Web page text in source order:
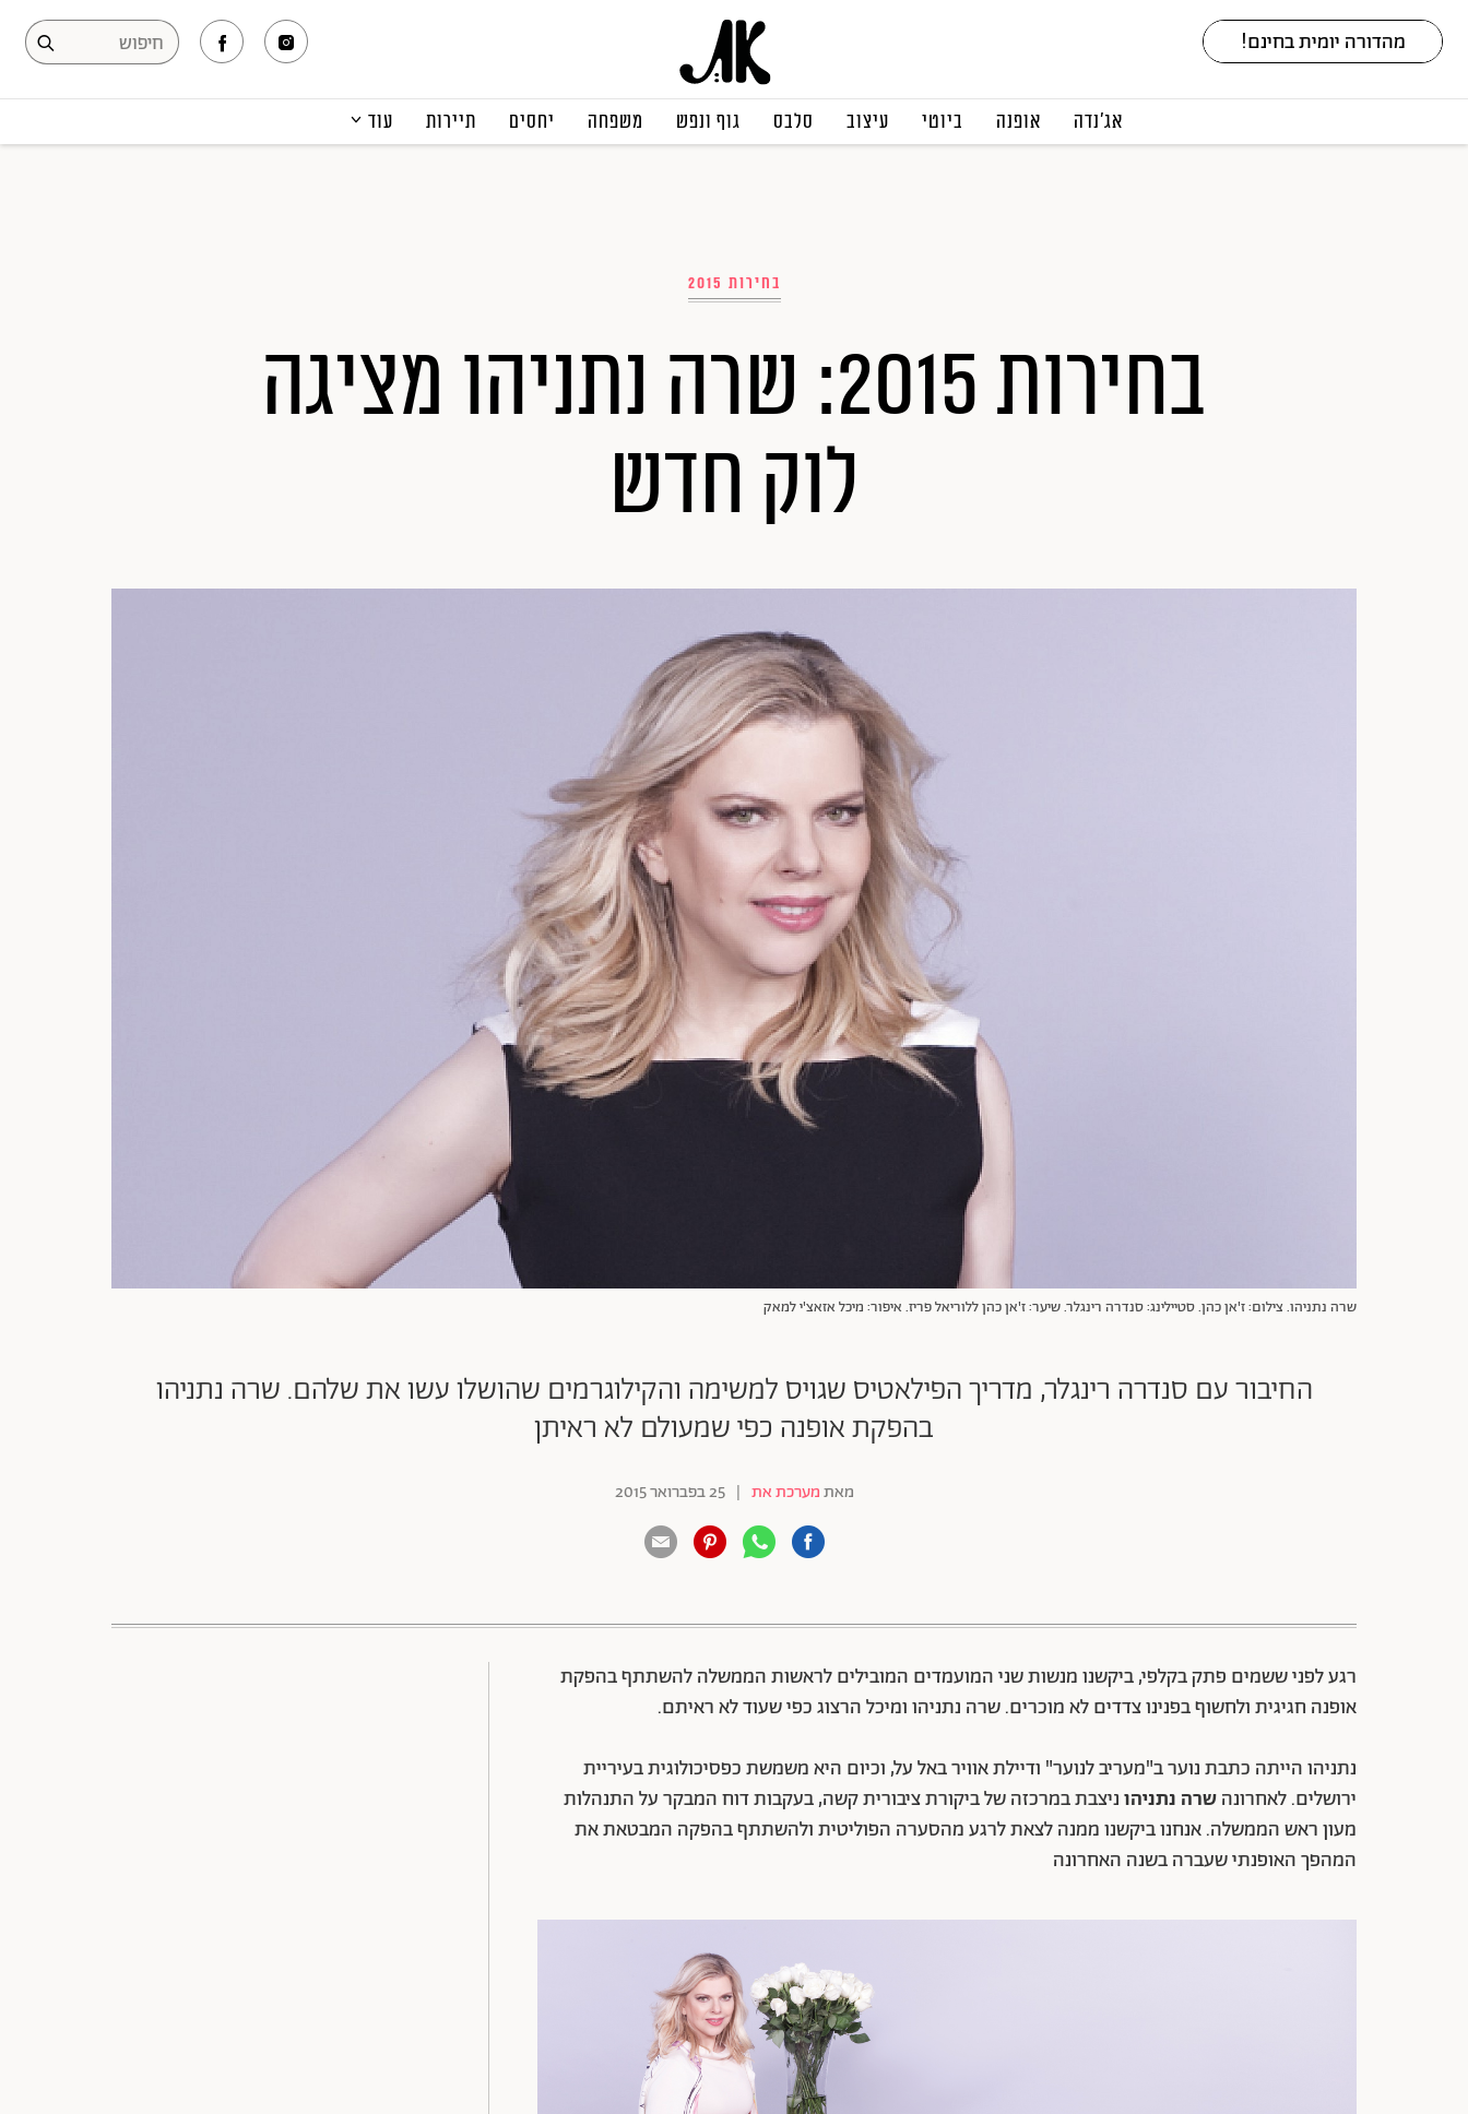
אג׳נדה אופנה ביוטי עיצוב סלבס גוף ונפש משפחה יחסים תיירות עוד
בחירות 2015
בחירות 2015: שרה נתניהו מציגה
לוק חדש
שרה נתניהו. צילום: ז'אן כהן. סטיילינג: סנדרה רינגלר. שיער: ז'אן כהן ללוריאל פריז. איפור: מיכל אזאצ'י למאק
החיבור עם סנדרה רינגלר, מדריך הפילאטיס שגויס למשימה והקילוגרמים שהושלו עשו את שלהם. שרה נתניהו
בהפקת אופנה כפי שמעולם לא ראיתן
מאתמערכת את | 25 בפברואר 2015
רגע לפני ששמים פתק בקלפי, ביקשנו מנשות שני המועמדים המובילים לראשות הממשלה להשתתף בהפקת
אופנה חגיגית ולחשוף בפנינו צדדים לא מוכרים. שרה נתניהו ומיכל הרצוג כפי שעוד לא ראיתם.
נתניהו הייתה כתבת נוער ב"מעריב לנוער" ודיילת אווירבאל על, וכיום היא משמשת כפסיכולוגית בעיריית
ירושלים. לאחרונהשרה נתניהוניצבת במרכזה של ביקורת ציבורית קשה, בעקבות דוח המבקר על התנהלות
מעון ראש הממשלה. אנחנו ביקשנו ממנה לצאת לרגע מהסערה הפוליטית ולהשתתף בהפקה המבטאת את
המהפך האופנתי שעברה בשנה האחרונה